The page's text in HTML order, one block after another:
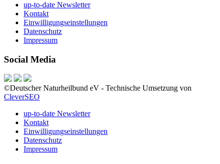
up-to-date Newsletter
Kontakt
Einwilligungseinstellungen
Datenschutz
Impressum
Social Media
©Deutscher Naturheilbund eV - Technische Umsetzung von
CleverSEO
up-to-date Newsletter
Kontakt
Einwilligungseinstellungen
Datenschutz
Impressum